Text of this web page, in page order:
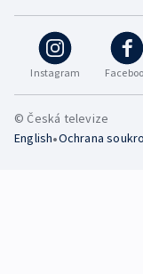
Instagram
© Česká televize
English•Ochrana